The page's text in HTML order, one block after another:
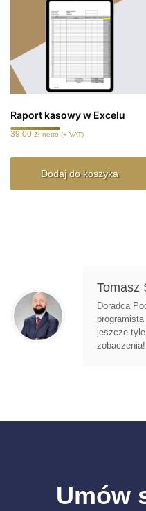
Raport kasowy w Excelu
39,00 zł netto (+ VAT)
Dodaj do koszyka
Tomasz
Doradca
jeszcze
zobaczenia!
Umów